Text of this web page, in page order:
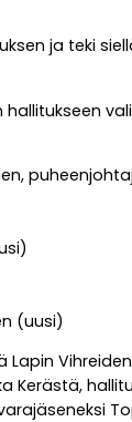
ja teki
hallitukseen
(uusi)
Lapin Vihreiden
Kerästä,